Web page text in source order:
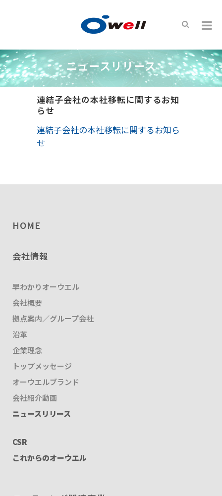
ニュースリリース
連結子会社の本社移転に関するお知
らせ
連結子会社の本社移転に関するお知ら
せ
HOME
会社情報
早わかりオーウエル
会社概要
拠点案内／グループ会社
沿革
企業理念
トップメッセージ
オーウエルブランド
会社紹介動画
ニュースリリース
CSR
これからのオーウエル